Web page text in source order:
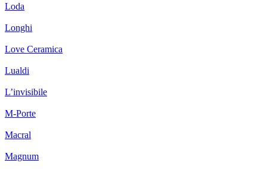
Loda
Longhi
Love Ceramica
Lualdi
L’invisibile
M-Porte
Macral
Magnum